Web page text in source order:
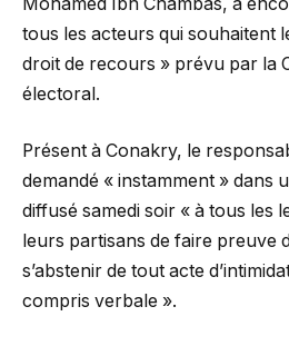
tous les acteurs qui souhaitent
droit de recours » prévu par la
électoral.
Présent à Conakry, le
demandé « instamment » dans
diffusé samedi soir « à tous les
leurs partisans de faire preuve
s’abstenir de tout acte
compris verbale ».